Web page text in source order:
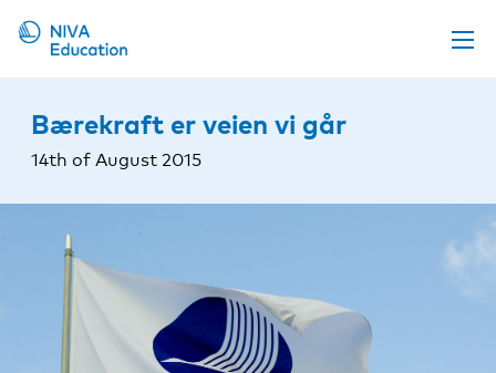
Propose a course
About us
Contact us
Bærekraft er veien vi går
14th of August 2015